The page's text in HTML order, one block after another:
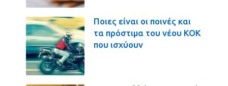
Ποιες είναι οι ποινές και
τα πρόστιμα του νέου ΚΟΚ
που ισχύουν